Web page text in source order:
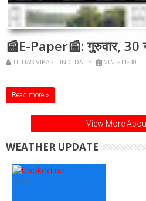
📰E-Paper📰: गुरुवार,
ULHAS VIKAS HINDI DAILY 2023-11-30
Read more »
View More
WEATHER UPDATE
+29
°